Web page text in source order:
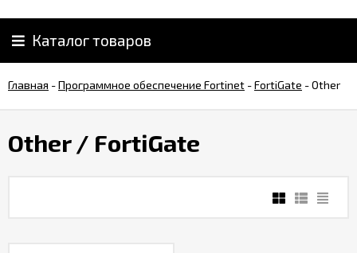
Каталог товаров
Главная -Программное обеспечение Fortinet -FortiGate -Other
Other/ FortiGate